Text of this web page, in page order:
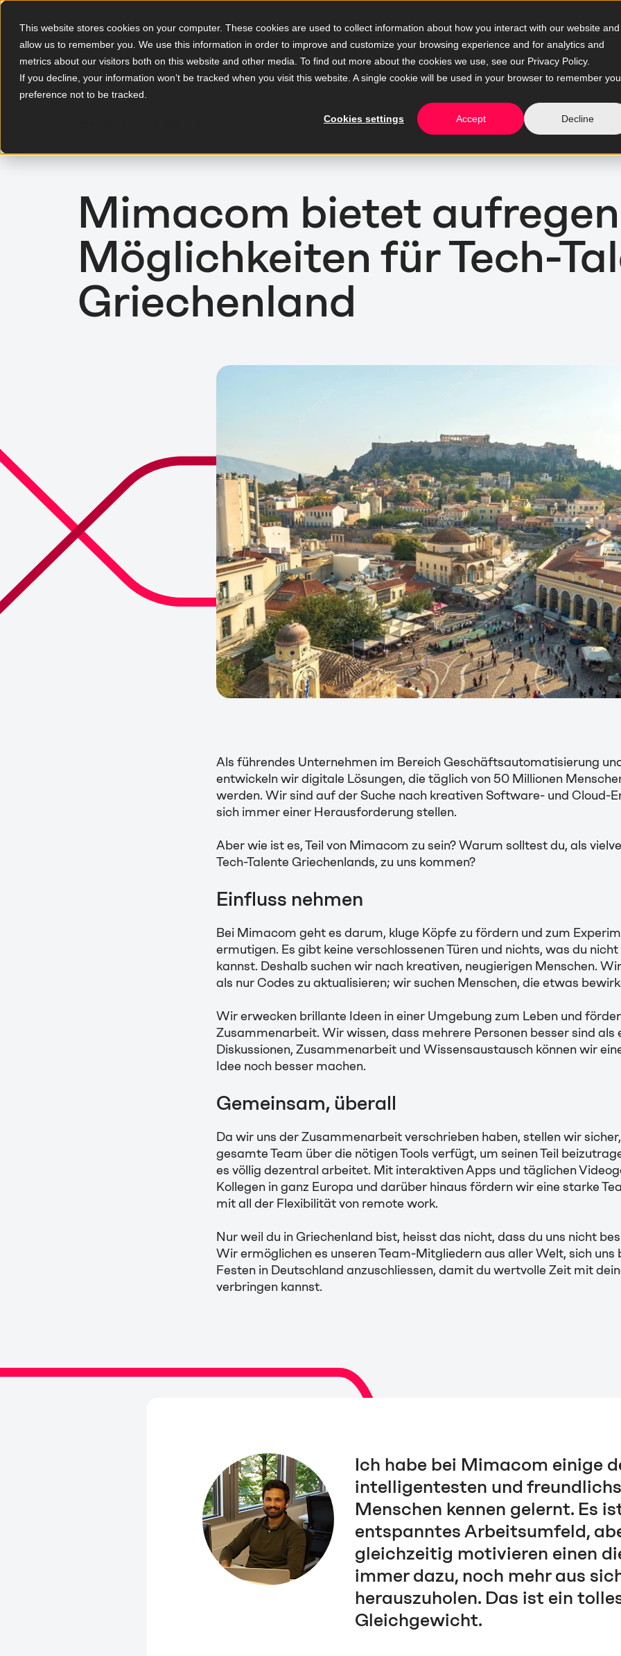
This website stores cookies on your computer. These cookies are used to collect information about how you interact with our website and
allow us to remember you. We use this information in order to improve and customize your browsing experience and for analytics and
metrics about our visitors both on this website and other media. To find out more about the cookies we use, see our Privacy Policy.
If you decline, your information won’t be tracked when you visit this website. A single cookie will be used in your browser to remember
preference not to be tracked.
Cookies settings Accept Decline
DE
Mimacom bietet
Möglichkeiten für Tech-
Griechenland
Als führendes Unternehmen im Bereich Geschäftsautomatisierung
entwickeln wir digitale Lösungen, die täglich von 50 Millionen
werden. Wir sind auf der Suche nach kreativen Software- und Cloud-
sich immer einer Herausforderung stellen.
Aber wie ist es, Teil von Mimacom zu sein? Warum solltest du, als
Tech-Talente Griechenlands, zu uns kommen?
Einfluss nehmen
Bei Mimacom geht es darum, kluge Köpfe zu fördern und zum
ermutigen. Es gibt keine verschlossenen Türen und nichts, was du
kannst. Deshalb suchen wir nach kreativen, neugierigen Menschen.
als nur Codes zu aktualisieren; wir suchen Menschen, die etwas
Wir erwecken brillante Ideen in einer Umgebung zum Leben und
Zusammenarbeit. Wir wissen, dass mehrere Personen besser sind als
Diskussionen, Zusammenarbeit und Wissensaustausch können wir
Idee noch besser machen.
Gemeinsam, überall
Da wir uns der Zusammenarbeit verschrieben haben, stellen wir
gesamte Team über die nötigen Tools verfügt, um seinen Teil
es völlig dezentral arbeitet. Mit interaktiven Apps und täglichen
Kollegen in ganz Europa und darüber hinaus fördern wir eine starke
mit all der Flexibilität von remote work.
Nur weil du in Griechenland bist, heisst das nicht, dass du uns nicht
Wir ermöglichen es unseren Team-Mitgliedern aus aller Welt, sich uns
Festen in Deutschland anzuschliessen, damit du wertvolle Zeit mit
verbringen kannst.
Ich habe bei Mimacom einige
intelligentesten und
Menschen kennen gelernt. Es
entspanntes Arbeitsumfeld,
gleichzeitig motivieren einen
immer dazu, noch mehr aus
herauszuholen. Das ist ein
Gleichgewicht.